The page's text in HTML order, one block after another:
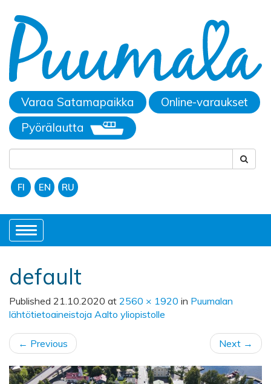
Varaa Satamapaikka
Online-varaukset
Pyörälautta
FI EN RU
Toggle
navigation
default
Published 21.10.2020 at 2560 × 1920 in Puumalan
lähtötietoaineistoja Aalto yliopistolle
← Previous Next →